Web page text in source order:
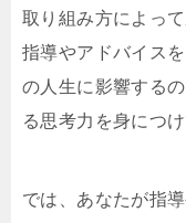
取り組み方によっ
指導やアドバイス
の人生に影響する
る思考力を身につ
では、あなたが指